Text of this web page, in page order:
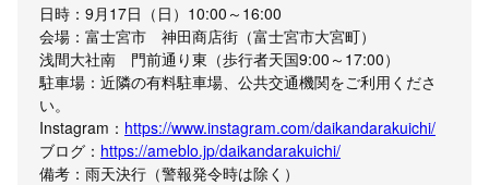
日時：9月17日（日）10:00～16:00
会場：富士宮市 神田商店街（富士宮市大宮町）
浅間大社南 門前通り東（歩行者天国9:00～17:00）
駐車場：近隣の有料駐車場、公共交通機関をご利用くださ
い。
Instagram： https://www.instagram.com/daikandarakuichi/
ブログ： https://ameblo.jp/daikandarakuichi/
備考：雨天決行（警報発令時は除く）